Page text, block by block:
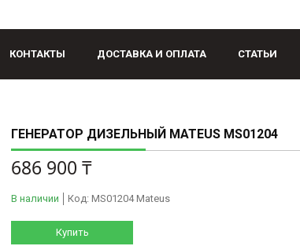
КОНТАКТЫ ДОСТАВКА И ОПЛАТА СТАТЬИ
ГЕНЕРАТОР ДИЗЕЛЬНЫЙ MATEUS MS01204
686 900 ₸
В наличии Код: MS01204 Mateus
Купить